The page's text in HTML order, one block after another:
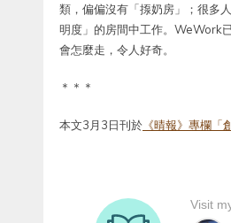
類，偏偏沒有「揼奶房」；很多
明度」的房間中工作。WeWork
會怎麼走，令人好奇。
＊＊＊
本文3月3日刊於 《晴報》專欄「